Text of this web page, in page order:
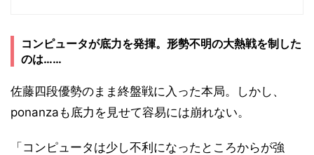
コンピュータが底力を発揮。形勢不明の大熱戦を制した
のは……
佐藤四段優勢のまま終盤戦に入った本局。しかし、
ponanzaも底力を見せて容易には崩れない。
「コンピュータは少し不利になったところからが強